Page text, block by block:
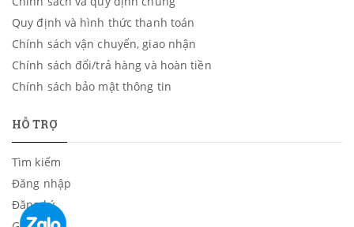
Quy định và hình thức thanh toán
Chính sách vận chuyển, giao nhận
Chính sách đổi/trả hàng và hoàn tiền
Chính sách bảo mật thông tin
HỖ TRỢ
Tìm kiếm
Đăng nhập
Đăng ký